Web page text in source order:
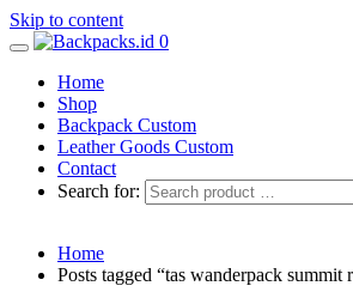
Skip to content
0
Home
Shop
Backpack Custom
Leather Goods Custom
Contact
Search for:
Home
Posts tagged “tas wanderpack summit